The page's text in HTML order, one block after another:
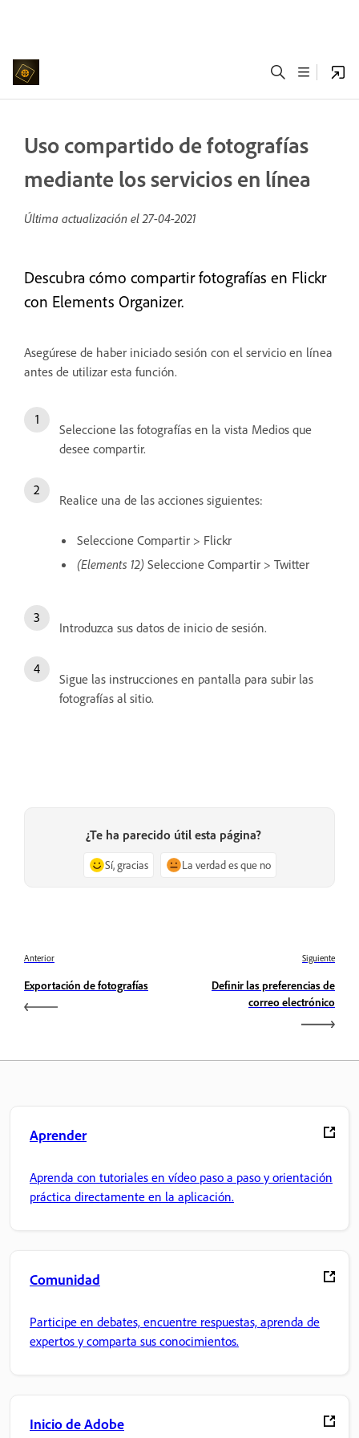
Uso compartido de fotografías
mediante los servicios en línea
Última actualización el27-04-2021
Descubra cómo compartir fotografías en Flickr
con Elements Organizer.
Asegúrese de haber iniciado sesión con el servicio en línea
antes de utilizar esta función.
Seleccione las fotografías en la vista Medios que
desee compartir.
Realice una de las acciones siguientes:
Seleccione Compartir > Flickr
(Elements 12) Seleccione Compartir > Twitter
Introduzca sus datos de inicio de sesión.
Sigue las instrucciones en pantalla para subir las
fotografías al sitio.
¿Te ha parecido útil esta página?
Sí, gracias La verdad es que no
Anterior
Exportación de fotografías
Siguiente
Definir las preferencias de
correo electrónico
Aprender
Aprenda con tutoriales en vídeo paso a paso y orientación
práctica directamente en la aplicación.
Comunidad
Participe en debates, encuentre respuestas, aprenda de
expertos y comparta sus conocimientos.
Inicio de Adobe